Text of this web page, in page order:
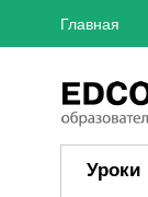
Главная
Уроки